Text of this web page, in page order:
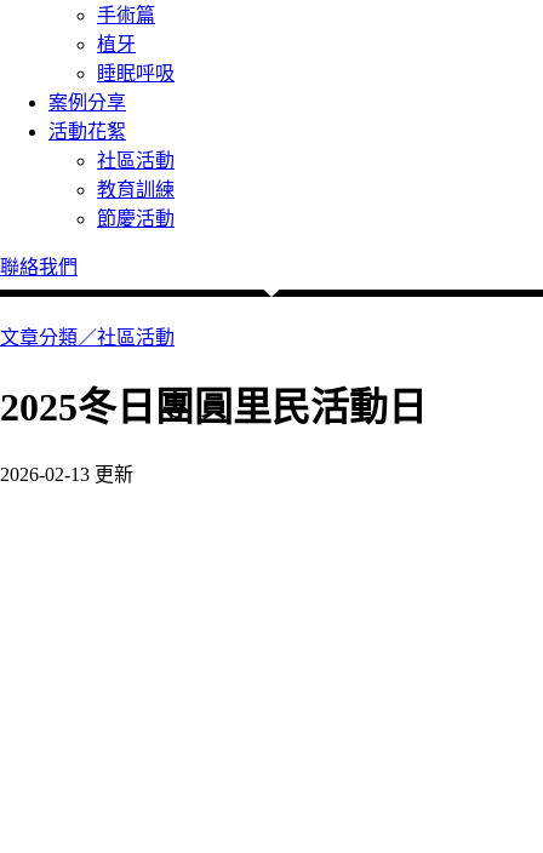
手術篇
植牙
睡眠呼吸
案例分享
活動花絮
社區活動
教育訓練
節慶活動
聯絡我們
文章分類／社區活動
2025冬日團圓里民活動日
2026-02-13 更新